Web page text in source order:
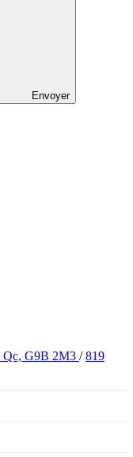
Envoyer
Qc, G9B 2M3 / 819